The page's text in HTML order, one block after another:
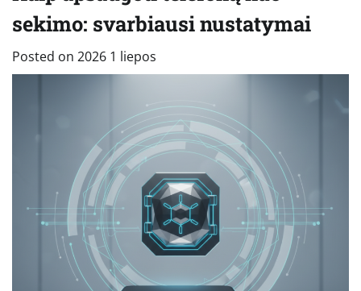
sekimo: svarbiausi nustatymai
Posted on 2026 1 liepos